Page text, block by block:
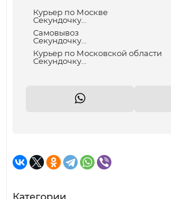
Курьер по Москве
Секундочку...
Самовывоз
Секундочку...
Курьер по Московской области
Секундочку...